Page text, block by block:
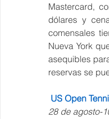
Mastercard,
dólares y
comensales
Nueva York
asequibles
reservas se
US Open
28 de agosto-